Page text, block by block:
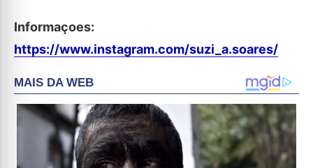
Informaçoes:
https://www.instagram.com/suzi_a.soares/